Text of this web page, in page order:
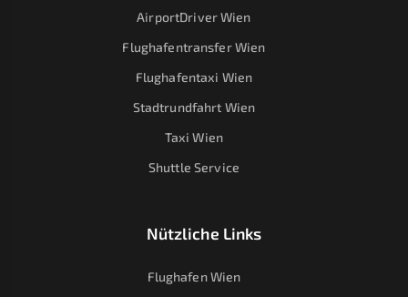
AirportDriver Wien
Flughafentransfer Wien
Flughafentaxi Wien
Stadtrundfahrt Wien
Taxi Wien
Shuttle Service
Nützliche Links
Flughafen Wien